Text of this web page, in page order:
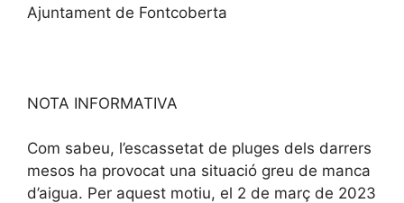
Ajuntament de Fontcoberta
NOTA INFORMATIVA
Com sabeu, l’escassetat de pluges dels darrers
mesos ha provocat una situació greu de manca
d’aigua. Per aquest motiu, el 2 de març de 2023